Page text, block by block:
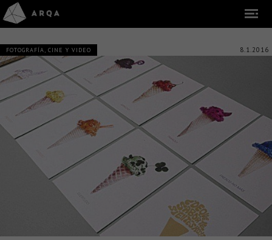
FOTOGRAFÍA, CINE Y VIDEO 8.1.2016